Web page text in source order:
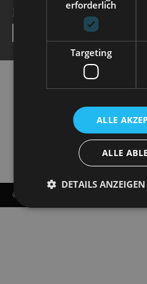
NEWSLETTER
© COPYRIGHT - STAATSOPERETTE
erforderlich
Targeting
ALLE
ALLE
DETAILS ANZEIGEN